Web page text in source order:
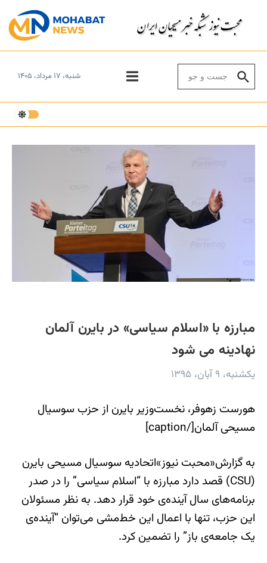
شنبه، ۱۷ مرداد، ۱۴۰۵
مبارزه با «اسلام سیاسی» در بایرن آلمان
نهادینه می شود
یکشنبه، ۹ آبان، ۱۳۹۵
هورست زهوفر، نخست‌وزیر بایرن از حزب سوسیال
مسیحی آلمان[/caption]
به گزارش«محبت نیوز»اتحادیه سوسیال مسیحی بایرن
(CSU) قصد دارد مبارزه با “اسلام سیاسی” را در صدر
برنامه‌های سال آینده‌ی خود قرار دهد. به نظر مسئولان
این حزب، تنها با اعمال این خط‌مشی می‌توان “آینده‌ی
یک جامعه‌ی باز” را تضمین کرد.